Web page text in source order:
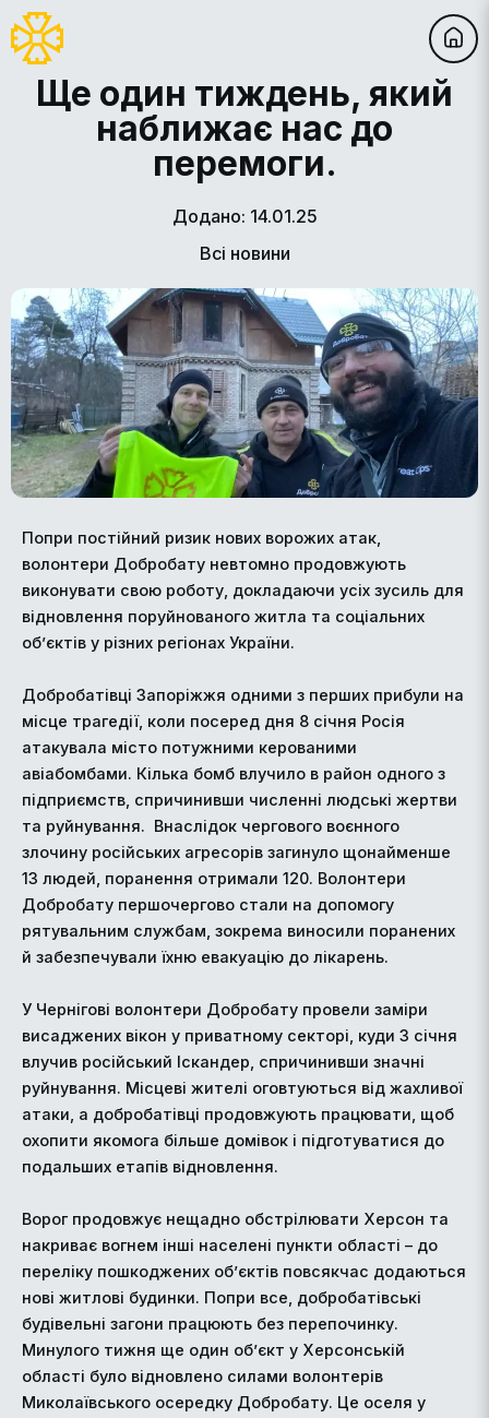
Ще один тиждень, який
наближає нас до
перемоги.
Додано: 14.01.25
Всі новини
Попри постійний ризик нових ворожих атак,
волонтери Добробату невтомно продовжують
виконувати свою роботу, докладаючи усіх зусиль для
відновлення поруйнованого житла та соціальних
об’єктів у різних регіонах України.
Добробатівці Запоріжжя одними з перших прибули на
місце трагедії, коли посеред дня 8 січня Росія
атакувала місто потужними керованими
авіабомбами. Кілька бомб влучило в район одного з
підприємств, спричинивши численні людські жертви
та руйнування. Внаслідок чергового воєнного
злочину російських агресорів загинуло щонайменше
13 людей, поранення отримали 120. Волонтери
Добробату першочергово стали на допомогу
рятувальним службам, зокрема виносили поранених
й забезпечували їхню евакуацію до лікарень.
У Чернігові волонтери Добробату провели заміри
висаджених вікон у приватному секторі, куди 3 січня
влучив російський Іскандер, спричинивши значні
руйнування. Місцеві жителі оговтуються від жахливої
атаки, а добробатівці продовжують працювати, щоб
охопити якомога більше домівок і підготуватися до
подальших етапів відновлення.
Ворог продовжує нещадно обстрілювати Херсон та
накриває вогнем інші населені пункти області – до
переліку пошкоджених об’єктів повсякчас додаються
нові житлові будинки. Попри все, добробатівські
будівельні загони працюють без перепочинку.
Минулого тижня ще один об’єкт у Херсонській
області було відновлено силами волонтерів
Миколаївського осередку Добробату. Це оселя у